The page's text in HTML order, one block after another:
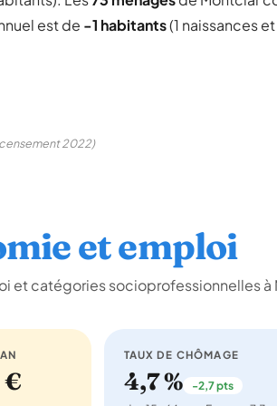
est de -1 habitants(1 naissances
2022)
et emploi
et catégories socioprofessionnelles à
€
TAUX DE CHÔMAGE
4,7 % -2,7 pts